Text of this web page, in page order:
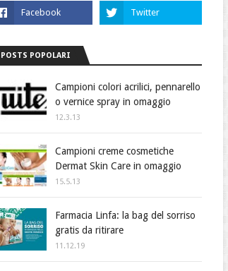
POSTS POPOLARI
Campioni colori acrilici, pennarello
o vernice spray in omaggio
12.3.13
Campioni creme cosmetiche
Dermat Skin Care in omaggio
15.5.13
Farmacia Linfa: la bag del sorriso
gratis da ritirare
11.12.19